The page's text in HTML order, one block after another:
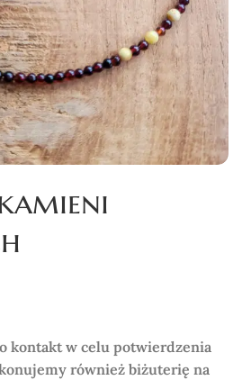
kontakt w celu potwierdzenia
również biżuterię na